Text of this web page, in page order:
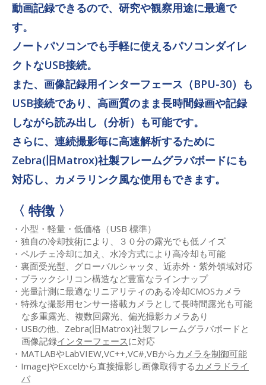
動画記録できるので、研究や観察用途に最適で
す。
ノートパソコンでも手軽に使えるパソコンダイレ
クトなUSB接続。
また、画像記録用インターフェース（BPU-30）も
USB接続であり、高画質のまま長時間録画や記録
しながら読み出し（分析）も可能です。
さらに、連続撮影毎に高速解析するために
Zebra(旧Matrox)社製フレームグラバボードにも
対応し、カメラリンク風な使用もできます。
〈 特徴 〉
小型・軽量・低価格（USB 標準）
独自の冷却技術により、３０分の露光でも低ノイズ
ペルチェ冷却に加え、水冷方式により高冷却も可能
裏面受光型、グローバルシャッタ、近赤外・紫外領域対応
ブラックシリコン構造など豊富なラインナップ
光量計測に最適なリニアリティのある冷却CMOSカメラ
特殊な撮影用センサー搭載カメラとして長時間露光も可能
な多重露光、複数回露光、偏光撮影カメラあり
USBの他、Zebra(旧Matrox)社製フレームグラバボードと
画像記録インターフェースに対応
MATLABやLabVIEW,VC++,VC#,VBから カメラを制御可能
ImageJやExcelから直接撮影し画像取得する カメラドライ
バ